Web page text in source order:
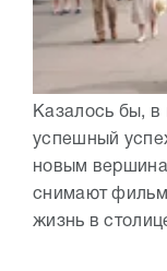
Казалось бы, в
успешный
новым
снимают
жизнь в